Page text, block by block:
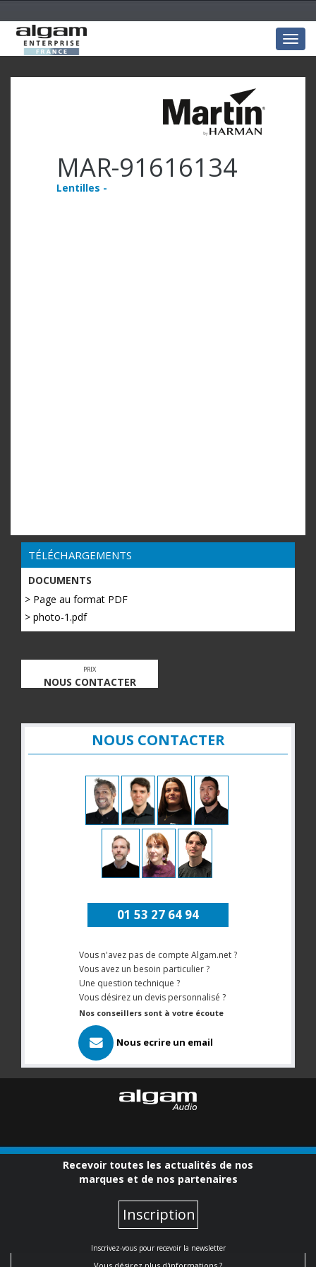
MAR-91616134
Lentilles -
TÉLÉCHARGEMENTS
DOCUMENTS
> Page au format PDF
> photo-1.pdf
PRIX
NOUS CONTACTER
NOUS CONTACTER
01 53 27 64 94
Vous n'avez pas de compte Algam.net ?
Vous avez un besoin particulier ?
Une question technique ?
Vous désirez un devis personnalisé ?
Nos conseillers sont à votre écoute
Nous ecrire un email
Recevoir toutes les actualités de nos
marques et de nos partenaires
Inscription
Inscrivez-vous pour recevoir la newsletter